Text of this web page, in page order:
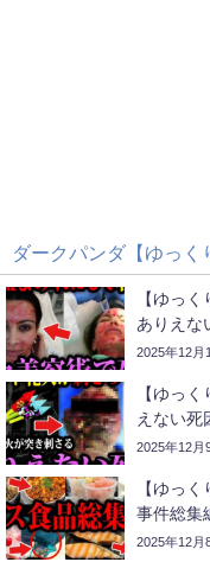
ダークパンダ【ゆっく
【ゆっ
ありえな
2025年12月
【ゆっ
えない死
2025年12月
【ゆっ
事件総集
2025年12月